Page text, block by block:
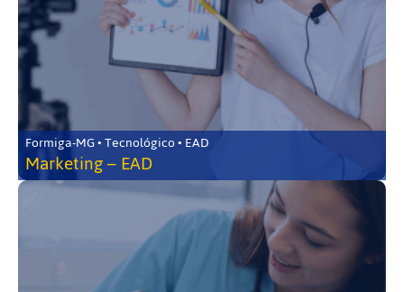
Formiga-MG • Tecnológico • EAD
Marketing – EAD